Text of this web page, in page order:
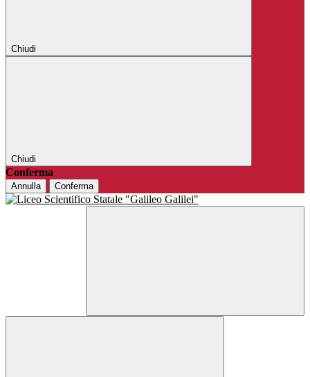
Chiudi
Chiudi
Conferma
Annulla Conferma